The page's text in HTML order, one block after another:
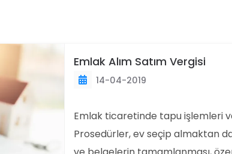
Emlak Alım Satım Vergisi
14-04-2019
Emlak ticaretinde tapu işlemleri
Prosedürler, ev seçip almaktan